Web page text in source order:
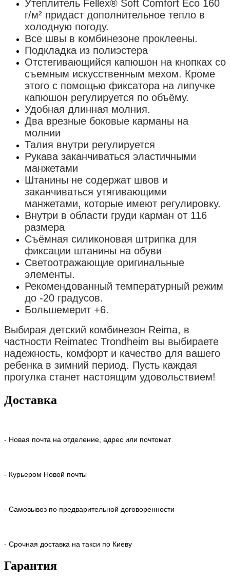
Утеплитель Fellex® Soft Comfort Eco 160
г/м² придаст дополнительное тепло в
холодную погоду.
Все швы в комбинезоне проклеены.
Подкладка из полиэстера
Отстегивающийся капюшон на кнопках со
съемным искусственным мехом. Кроме
этого с помощью фиксатора на липучке
капюшон регулируется по объёму.
Удобная длинная молния.
Два врезные боковые карманы на
молнии
Талия внутри регулируется
Рукава заканчиваться эластичными
манжетами
Штанины не содержат швов и
заканчиваться утягивающими
манжетами, которые имеют регулировку.
Внутри в области груди карман от 116
размера
Съёмная силиконовая штрипка для
фиксации штанины на обуви
Светоотражающие оригинальные
элементы.
Рекомендованный температурный режим
до -20 градусов.
Большемерит +6.
Выбирая детский комбинезон Reima, в
частности Reimatec Trondheim вы выбираете
надежность, комфорт и качество для вашего
ребенка в зимний период. Пусть каждая
прогулка станет настоящим удовольствием!
Доставка
- Новая почта на отделение, адрес или почтомат
- Курьером Новой почты
- Самовывоз по предварительной договоренности
- Срочная доставка на такси по Киеву
Гарантия